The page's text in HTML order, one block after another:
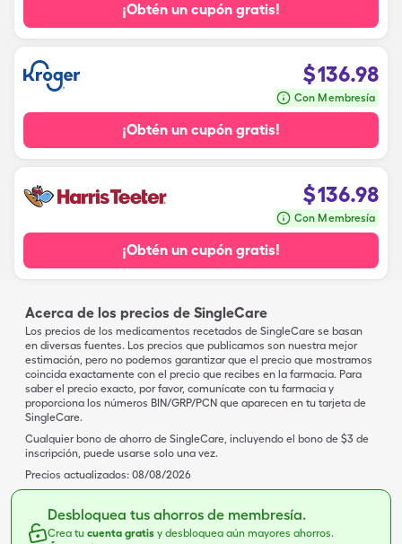
¡Obtén un cupón gratis!
$136.98
Con Membresía
¡Obtén un cupón gratis!
$136.98
Con Membresía
¡Obtén un cupón gratis!
Acerca de los precios de SingleCare
Los precios de los medicamentos recetados de SingleCare se basan
en diversas fuentes. Los precios que publicamos son nuestra mejor
estimación, pero no podemos garantizar que el precio que mostramos
coincida exactamente con el precio que recibes en la farmacia. Para
saber el precio exacto, por favor, comunícate con tu farmacia y
proporciona los números BIN/GRP/PCN que aparecen en tu tarjeta de
SingleCare.
Cualquier bono de ahorro de SingleCare, incluyendo el bono de $3 de
inscripción, puede usarse solo una vez.
Precios actualizados: 08/08/2026
Desbloquea tus ahorros de membresía.
Crea tu cuenta gratis y desbloquea aún mayores ahorros.